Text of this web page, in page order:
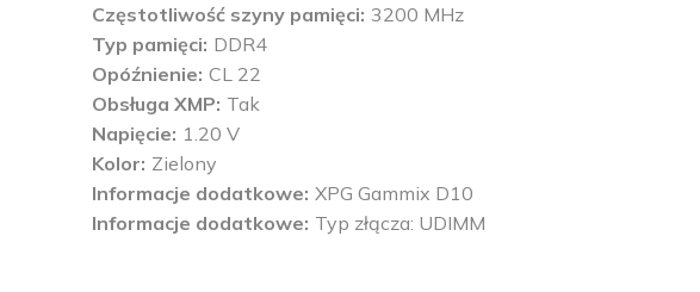
Częstotliwość szyny pamięci 3200 MHz
Typ pamięci DDR4
Opóźnienie CL 22
Obsługa XMP Tak
Napięcie 1.20 V
Kolor Zielony
Informacje dodatkowe XPG Gammix D10
Informacje dodatkowe Typ złącza: UDIMM